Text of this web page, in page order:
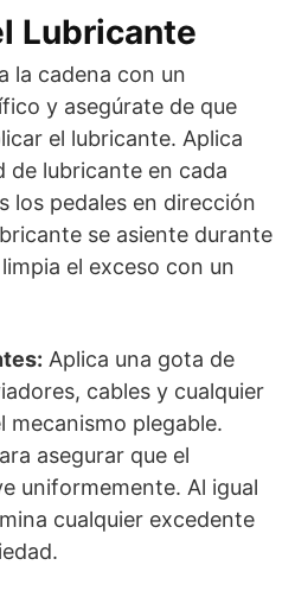
Lubricante
la cadena con un
y asegúrate de que
el lubricante. Aplica
de lubricante en cada
los pedales en dirección
se asiente durante
el exceso con un
Aplica una gota de
cables y cualquier
mecanismo plegable.
asegurar que el
uniformemente. Al igual
cualquier excedente